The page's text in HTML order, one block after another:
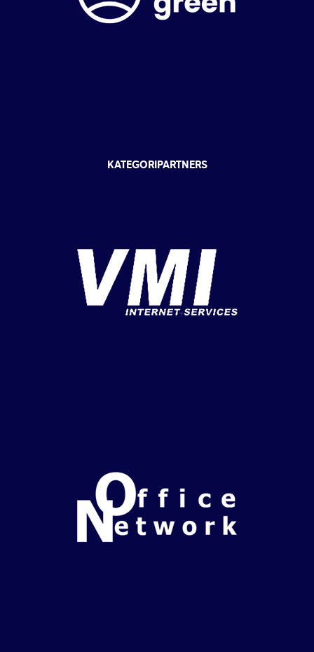
KATEGORIPARTNERS